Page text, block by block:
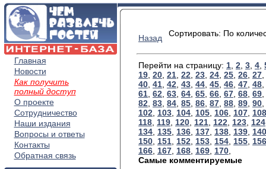
Главная
Новости
Как получить
полный доступ
О проекте
Сотрудничество
Наши издания
Вопросы и ответы
Контакты
Обратная связь
Назад Сортировать: По
Перейти на страницу: 1 2 3 4
19 20 21 22 23 24 25 26 27
40 41 42 43 44 45 46 47 48
61 62 63 64 65 66 67 68 69
82 83 84 85 86 87 88 89 90
102 103 104 105 106 107 108
118 119 120 121 122 123 124
134 135 136 137 138 139 140
150 151 152 153 154 155 156
166 167 168 169 170
Самые комментируемые